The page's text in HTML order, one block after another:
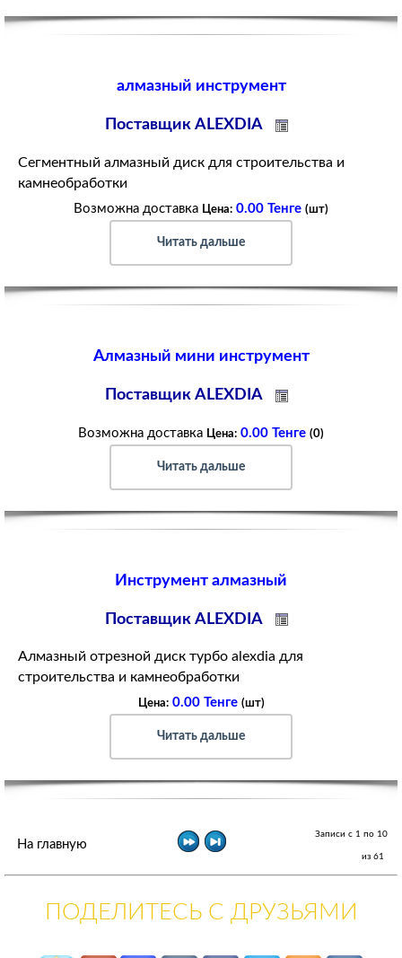
алмазный инструмент
Поставщик ALEXDIA
Сегментный алмазный диск для строительства и
камнеобработки
Возможна доставка Цена: 0.00 Тенге (шт)
Читать дальше
Алмазный мини инструмент
Поставщик ALEXDIA
Возможна доставка Цена: 0.00 Тенге (0)
Читать дальше
Инструмент алмазный
Поставщик ALEXDIA
Алмазный отрезной диск турбо alexdia для
строительства и камнеобработки
Цена: 0.00 Тенге (шт)
Читать дальше
На главную
Записи с 1 по 10
из 61
ПОДЕЛИТЕСЬ С ДРУЗЬЯМИ